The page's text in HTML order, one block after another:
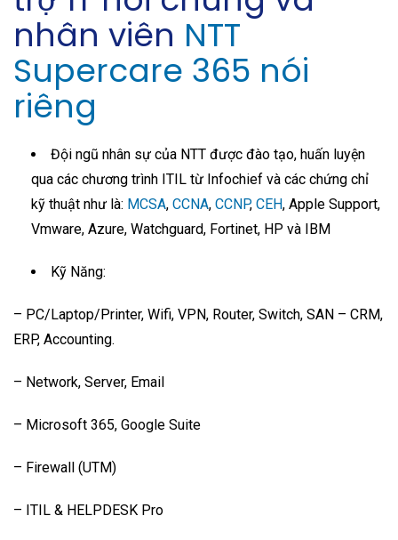
nhân viên NTT
Supercare 365 nói
riêng
Đội ngũ nhân sự của NTT được đào tạo, huấn luyện
qua các chương trình ITIL từ Infochief và các chứng chỉ
kỹ thuật như là: MCSA, CCNA, CCNP, CEH, Apple Support,
Vmware, Azure, Watchguard, Fortinet, HP và IBM
Kỹ Năng:
– PC/Laptop/Printer, Wifi, VPN, Router, Switch, SAN – CRM,
ERP, Accounting.
– Network, Server, Email
– Microsoft 365, Google Suite
– Firewall (UTM)
– ITIL & HELPDESK Pro